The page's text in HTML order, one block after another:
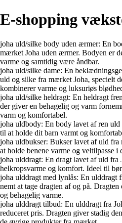
E-shopping
joha uld/silke body uden ærmer: En
mærket Joha uden ærmer. Bodyen er
varme og samtidig være åndbar.
joha uld/silke dame: En
uld og silke fra mærket Joha, specielt
kombinerer varme og luksuriøs
joha uld/silke heldragt: En heldragt
der giver en behagelig og varm
varm og komfortabel.
joha uldbody: En body lavet af ren
til at holde dit barn varmt og
joha uldbukser: Bukser lavet af uld
at holde benene varme og veltilpasse
joha ulddragt: En dragt lavet af uld fra
helkropsvarme og komfort. Ideel til
joha ulddragt med lynlås: En ulddragt
nemt at tage dragten af og på.
og behagelig varme.
joha ulddragt tilbud: En ulddragt fra
reduceret pris. Dragten giver stadig